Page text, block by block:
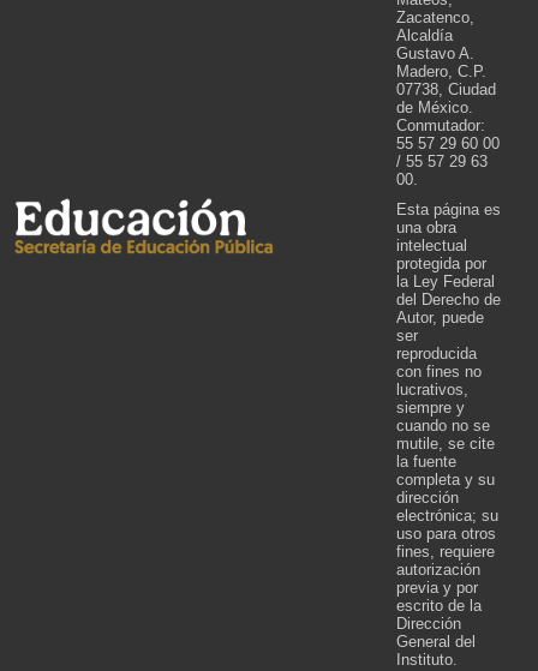
Zacatenco,
Alcaldía
Gustavo A.
Madero, C.P.
07738, Ciudad
de México.
Conmutador:
55 57 29 60 00
/ 55 57 29 63
00.
Esta página es
una obra
intelectual
protegida por
la Ley Federal
del Derecho de
Autor, puede
ser
reproducida
con fines no
lucrativos,
siempre y
cuando no se
mutile, se cite
la fuente
completa y su
dirección
electrónica; su
uso para otros
fines, requiere
autorización
previa y por
escrito de la
Dirección
General del
Instituto.